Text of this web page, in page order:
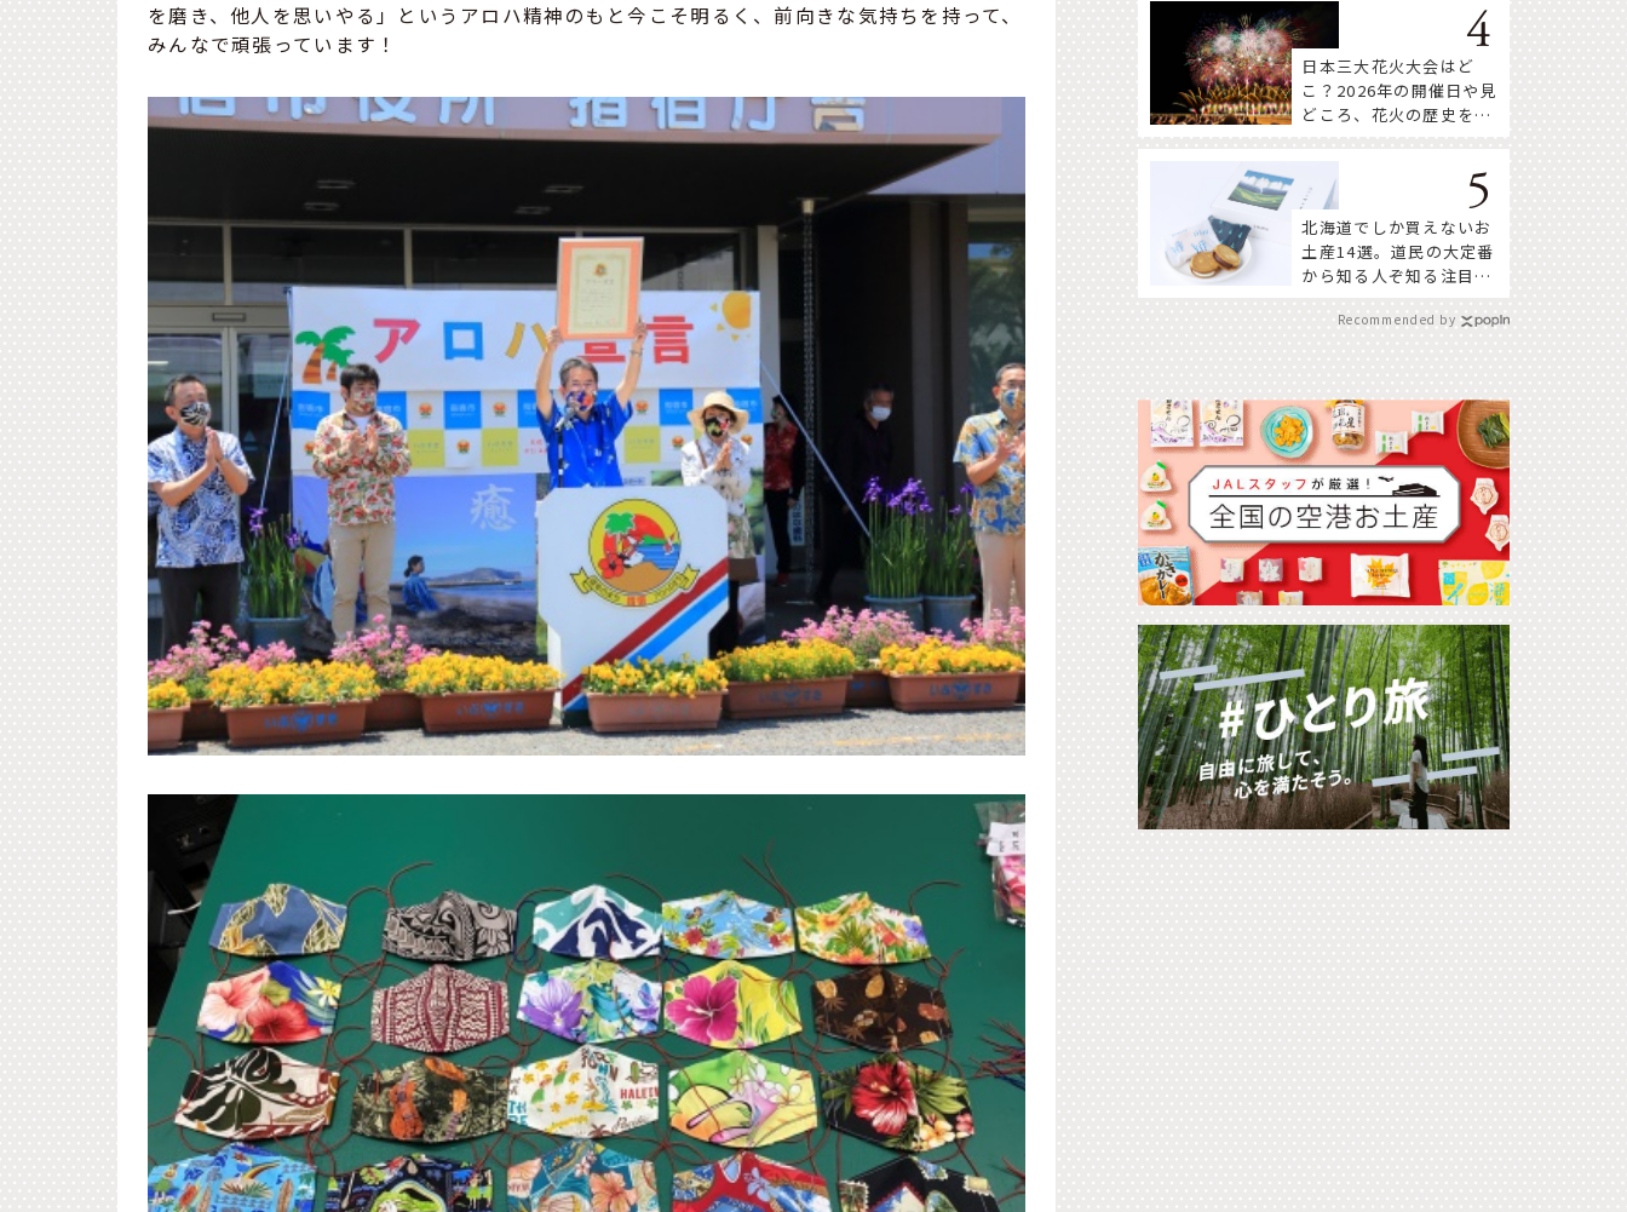
を磨き、他人を思いやる」というアロハ精神のもと今こそ明るく、前向きな気持ちを持って、
みんなで頑張っています！
日本三大花火大会はど
こ？2026年の開催日や見
どころ、花火の歴史を知
北海道でしか買えないお
土産14選。道民の大定番
から知る人ぞ知る注目株
Recommended by